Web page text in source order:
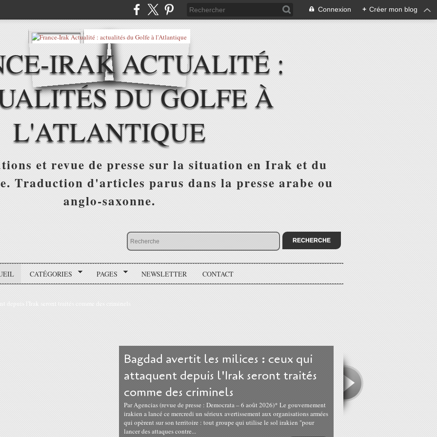
Connexion + Créer mon blog
IRAK ACTUALITÉ :
DU GOLFE À
L'ATLANTIQUE
et revue de presse sur la situation en Irak et du
Traduction d'articles parus dans la presse arabe ou
anglo-saxonne.
CATÉGORIES PAGES NEWSLETTER CONTACT
Bagdad avertit les milices : ceux qui
attaquent depuis l'Irak seront traités
comme des criminels
Par Agencias (revue de presse : Democrata – 6 août 2026)* Le gouvernement
irakien a lancé ce mercredi un sérieux avertissement aux organisations armées
qui opèrent sur son territoire : tout groupe qui utilise le sol irakien "pour
lancer des attaques contre...